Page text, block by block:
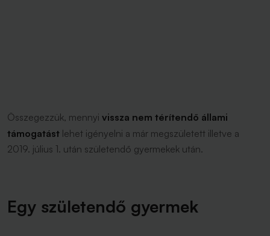
Összegezzük, mennyi vissza nem térítendő állami
támogatást lehet igényelni a már megszületett illetve a
2019. július 1. után születendő gyermekek után.
Egy születendő gyermek